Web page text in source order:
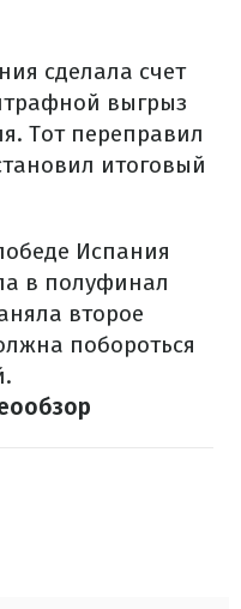
сделала счет
выгрыз
Тот переправил
итоговый
Испания
в полуфинал
второе
побороться